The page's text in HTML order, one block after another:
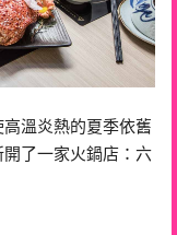
溫炎熱的夏季依舊
了一家火鍋店：六